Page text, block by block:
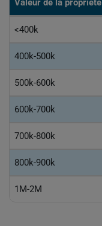
Valeur de la propriété
<400k
400k-500k
500k-600k
600k-700k
700k-800k
800k-900k
1M-2M